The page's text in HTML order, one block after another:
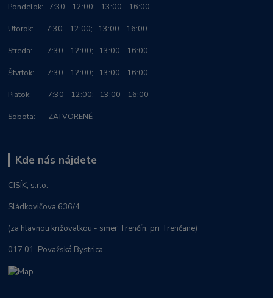
Pondelok: 7:30 - 12:00; 13:00 - 16:00
Utorok: 7:30 - 12:00; 13:00 - 16:00
Streda: 7:30 - 12:00; 13:00 - 16:00
Štvrtok: 7:30 - 12:00; 13:00 - 16:00
Piatok: 7:30 - 12:00; 13:00 - 16:00
Sobota: ZATVORENÉ
Kde nás nájdete
CISÍK, s.r.o.
Sládkovičova 636/4
(za hlavnou križovatkou - smer Trenčín, pri Trenčane)
017 01 Považská Bystrica